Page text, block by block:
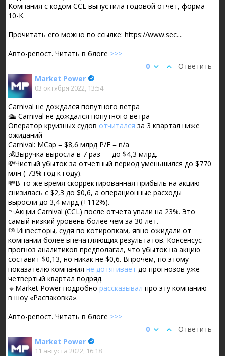
Компания с кодом CCL выпустила годовой отчет, форма
10-K.
Прочитать его можно по ссылке: https://www.sec....
Авто-репост. Читать в блоге >>>
Ответить
0
Market Power
03 октября 2022, 13:54
Carnival не дождался попутного ветра
🛳 Carnival не дождался попутного ветра
Оператор круизных судов отчитался за 3 квартал ниже
ожиданий
Carnival: МСар = $8,6 млрд Р/Е = n/a
💰Выручка выросла в 7 раз — до $4,3 млрд.
💸Чистый убыток за отчетный период уменьшился до $770
млн (-73% год к году).
💸В то же время скорректированная прибыль на акцию
снизилась с $2,3 до $0,6, а операционные расходы
выросли до 3,4 млрд (+112%).
📉Акции Carnival (CCL) после отчета упали на 23%. Это
самый низкий уровень более чем за 30 лет.
👎 Инвесторы, судя по котировкам, явно ожидали от
компании более впечатляющих результатов. Консенсус-
прогноз аналитиков предполагал, что убыток на акцию
составит $0,13, но никак не $0,6. Впрочем, по этому
показателю компанияне дотягивает до прогнозов уже
четвертый квартал подряд.
🔸Market Power подробнорассказывал про эту компанию
в шоу «Распаковка».
Авто-репост. Читать в блоге >>>
Ответить
0
Market Power
11 августа 2022, 16:18